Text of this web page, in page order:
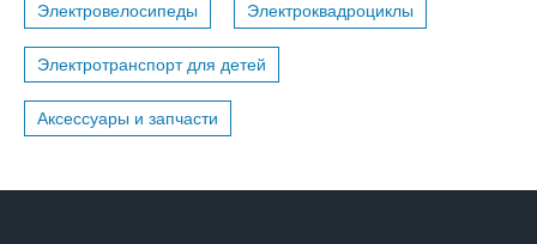
Электровелосипеды Электроквадроциклы
Электротранспорт для детей
Аксессуары и запчасти